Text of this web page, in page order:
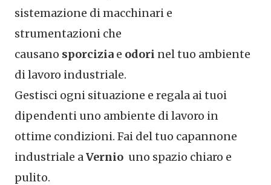
sistemazione di macchinari e
strumentazioni che
causano sporcizia e odori nel tuo ambiente
di lavoro industriale.
Gestisci ogni situazione e regala ai tuoi
dipendenti uno ambiente di lavoro in
ottime condizioni. Fai del tuo capannone
industriale aVernio uno spazio chiaro e
pulito.